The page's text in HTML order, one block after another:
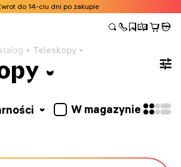
do 14-ciu dni po zakupie
Teleskopy
W magazynie